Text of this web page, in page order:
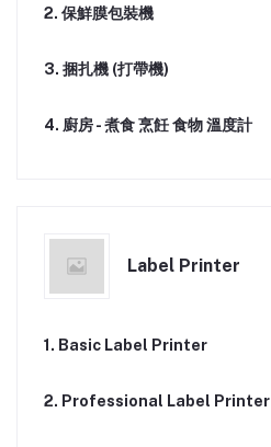
2. 保鮮膜包裝機
3. 捆扎機 (打帶機)
4. 廚房 - 煮食 烹飪 食物 溫度計
Label Printer
1. Basic Label Printer
2. Professional Label Printer